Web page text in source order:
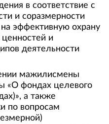
в соответствие с
и соразмерности
эффективную охрану
и
деятельности
мажилисмены
«О фондах целевого
а также
по вопросам